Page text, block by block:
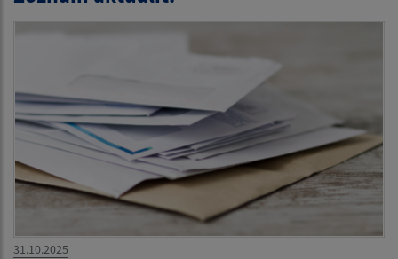
31.10.2025